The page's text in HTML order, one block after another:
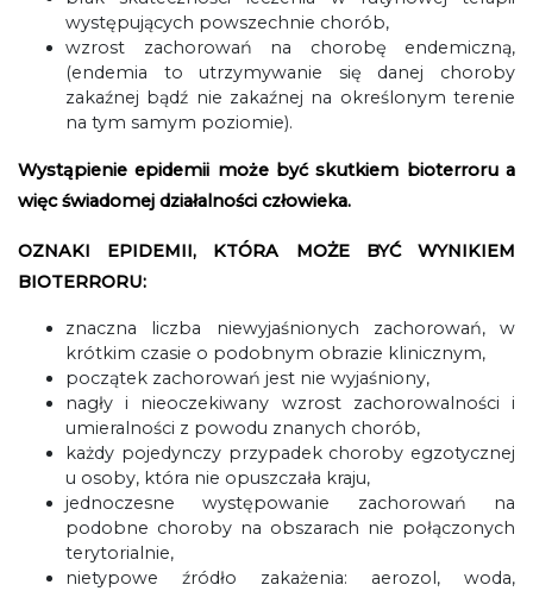
występujących powszechnie chorób,
wzrost zachorowań na chorobę endemiczną,
(endemia to utrzymywanie się danej choroby
zakaźnej bądź nie zakaźnej na określonym terenie
na tym samym poziomie).
Wystąpienie epidemii może być skutkiem bioterroru a
więc świadomej działalności człowieka.
OZNAKI EPIDEMII, KTÓRA MOŻE BYĆ WYNIKIEM
BIOTERRORU:
znaczna liczba niewyjaśnionych zachorowań, w
krótkim czasie o podobnym obrazie klinicznym,
początek zachorowań jest nie wyjaśniony,
nagły i nieoczekiwany wzrost zachorowalności i
umieralności z powodu znanych chorób,
każdy pojedynczy przypadek choroby egzotycznej
u osoby, która nie opuszczała kraju,
jednoczesne występowanie zachorowań na
podobne choroby na obszarach nie połączonych
terytorialnie,
nietypowe źródło zakażenia: aerozol, woda,